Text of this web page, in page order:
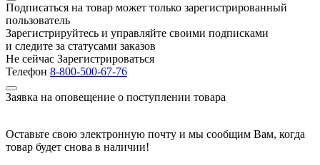
Подписаться на товар может только зарегистрированный
пользователь
Зарегистрируйтесь и управляйте своими подписками
и следите за статусами заказов
Не сейчас Зарегистрироваться
Телефон 8-800-500-67-76
Заявка на оповещение о поступлении товара
Оставьте свою электронную почту и мы сообщим Вам, когда
товар будет снова в наличии!